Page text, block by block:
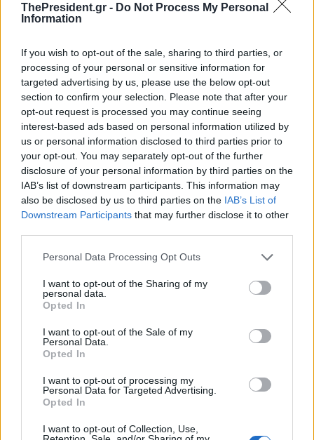
ThePresident.gr - Do Not Process My Personal
Information
If you wish to opt-out of the sale, sharing to third parties, or
processing of your personal or sensitive information for
targeted advertising by us, please use the below opt-out
section to confirm your selection. Please note that after your
opt-out request is processed you may continue seeing
interest-based ads based on personal information utilized by
us or personal information disclosed to third parties prior to
your opt-out. You may separately opt-out of the further
disclosure of your personal information by third parties on the
IAB’s list of downstream participants. This information may
also be disclosed by us to third parties on the IAB’s List of
Downstream Participants that may further disclose it to other
Personal Data Processing Opt Outs
I want to opt-out of the Sharing of my
personal data.
Opted In
I want to opt-out of the Sale of my
Personal Data.
Opted In
I want to opt-out of processing my
Personal Data for Targeted Advertising.
Opted In
I want to opt-out of Collection, Use,
τη μάχη της αυτοδυναμίας
Το Μαξίμου κλείνει την
εκλογολογία και ξετυλίγει
σχέδιο συσπείρωσης και
Εκλογικός μαραθώνιος για τη
Ν.Δ. με περιοδείες, διλήμματα
και στόχο την αυτοδυναμία
Κ.Μητσοτάκης: Είμαι ο μόνος
πρωθυπουργός που πήγα στην
για αυτοδυναμία από την
πρώτη Κυριακή του 2027